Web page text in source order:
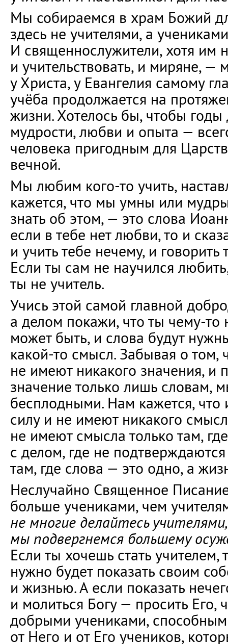
Мы собираемся в храм Божий
здесь не учителями, а
И священнослужители, хотя им
и учительствовать, и миряне, —
у Христа, у Евангелия самому
учёба продолжается на
жизни. Хотелось бы, чтобы
мудрости, любви и опыта —
человека пригодным для
вечной.
Мы любим кого-то учить,
кажется, что мы умны или
знать об этом, — это слова
если в тебе нет любви, то и
и учить тебе нечему, и
Если ты сам не научился
ты не учитель.
Учись этой самой главной
а делом покажи, что ты чему-то
может быть, и слова будут
какой-то смысл. Забывая о том,
не имеют никакого значения, и
значение только лишь словам,
бесплодными. Нам кажется, что
силу и не имеют никакого
не имеют смысла только там,
с делом, где не
там, где слова — это одно, а
Неслучайно Священное
больше учениками, чем
не многие делайтесь
мы подвергнемся большему
Если ты хочешь стать учителем,
нужно будет показать своим
и жизнью. А если показать
и молиться Богу — просить
добрыми учениками,
от Него и от Его учеников,